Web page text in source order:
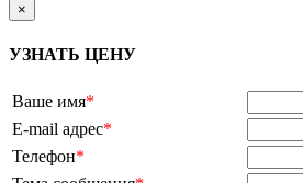
×
УЗНАТЬ ЦЕНУ
Ваше имя*
E-mail адрес*
Телефон*